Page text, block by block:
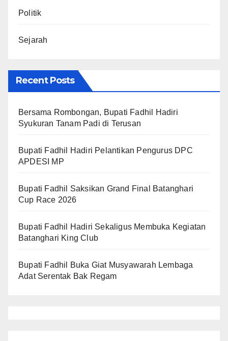
Politik
Sejarah
Recent Posts
Bersama Rombongan, Bupati Fadhil Hadiri
Syukuran Tanam Padi di Terusan
Bupati Fadhil Hadiri Pelantikan Pengurus DPC
APDESI MP
Bupati Fadhil Saksikan Grand Final Batanghari
Cup Race 2026
Bupati Fadhil Hadiri Sekaligus Membuka Kegiatan
Batanghari King Club
Bupati Fadhil Buka Giat Musyawarah Lembaga
Adat Serentak Bak Regam